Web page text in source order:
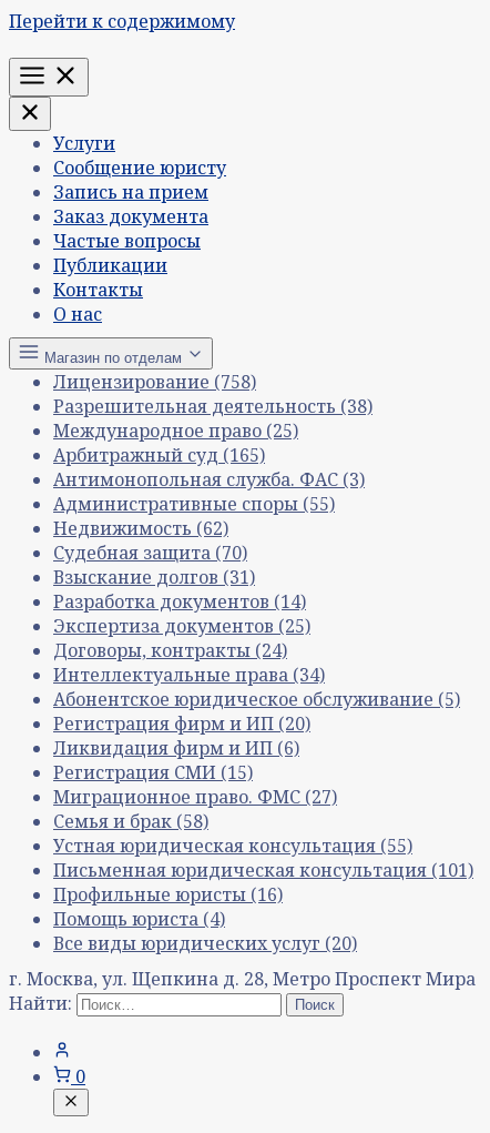
Перейти к содержимому
Меню
Услуги
Сообщение юристу
Запись на прием
Заказ документа
Частые вопросы
Публикации
Контакты
О нас
Магазин по отделам
Лицензирование (758)
Разрешительная деятельность (38)
Международное право (25)
Арбитражный суд (165)
Антимонопольная служба. ФАС (3)
Административные споры (55)
Недвижимость (62)
Судебная защита (70)
Взыскание долгов (31)
Разработка документов (14)
Экспертиза документов (25)
Договоры, контракты (24)
Интеллектуальные права (34)
Абонентское юридическое обслуживание (5)
Регистрация фирм и ИП (20)
Ликвидация фирм и ИП (6)
Регистрация СМИ (15)
Миграционное право. ФМС (27)
Семья и брак (58)
Устная юридическая консультация (55)
Письменная юридическая консультация (101)
Профильные юристы (16)
Помощь юриста (4)
Все виды юридических услуг (20)
г. Москва, ул. Щепкина д. 28, Метро Проспект Мира
Найти:
0